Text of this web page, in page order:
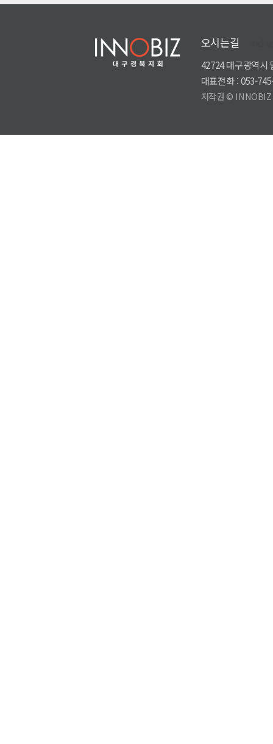
오시는길
42724 대구광역시
대표전화 : 053-
저작권 © INNOBIZ